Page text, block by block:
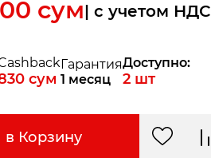
сум| c учетом НДС
сум
Гарантия
1 месяц
Доступно:
2 шт
в Корзину